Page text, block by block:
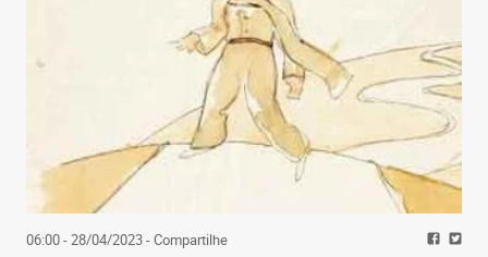
06:00 - 28/04/2023- Compartilhe